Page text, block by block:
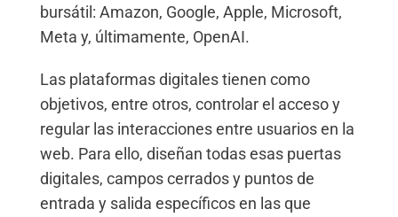
bursátil: Amazon, Google, Apple, Microsoft,
Meta y, últimamente, OpenAI.
Las plataformas digitales tienen como
objetivos, entre otros, controlar el acceso y
regular las interacciones entre usuarios en la
web. Para ello, diseñan todas esas puertas
digitales, campos cerrados y puntos de
entrada y salida específicos en las que